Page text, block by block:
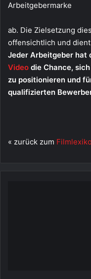
Arbeitgebermarke
ab. Die Zielsetzung
offensichtlich und
Jeder Arbeitgeber hat
Video die Chance,
zu positionieren und
qualifizierten
« zurück zum